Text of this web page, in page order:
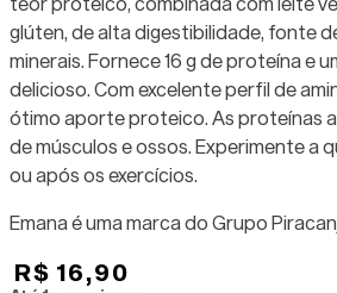
glúten, de alta digestibilidade, fonte
minerais. Fornece 16 g de proteína e
delicioso. Com excelente perfil de
ótimo aporte proteico. As proteínas
de músculos e ossos. Experimente a
ou após os exercícios.
Emana é uma marca do Grupo
R$ 16,90